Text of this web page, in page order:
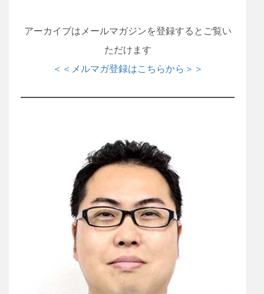
アーカイブはメールマガジンを登録するとご覧い
ただけます
＜＜メルマガ登録はこちらから＞＞